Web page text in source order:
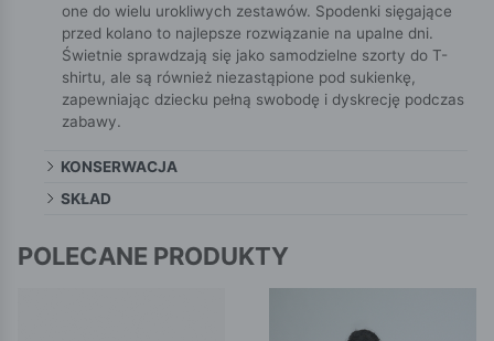
one do wielu urokliwych zestawów. Spodenki sięgające
przed kolano to najlepsze rozwiązanie na upalne dni.
Świetnie sprawdzają się jako samodzielne szorty do T-
shirtu, ale są również niezastąpione pod sukienkę,
zapewniając dziecku pełną swobodę i dyskrecję podczas
zabawy.
KONSERWACJA
SKŁAD
POLECANE PRODUKTY